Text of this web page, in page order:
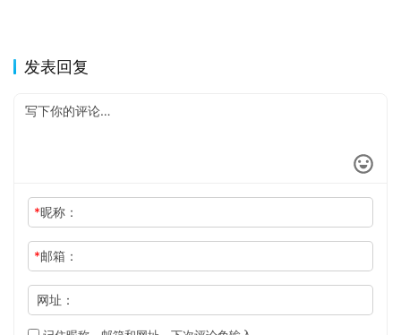
发表回复
*昵称：
*邮箱：
网址：